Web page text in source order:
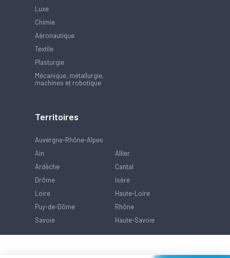
Luxe
Chimie
Aéronautique
Textile
Plasturgie
Mécanique, métallurgie,
machines et robotique
Territoires
Auvergne-Rhône-Alpes
Ain
Allier
Ardèche
Cantal
Drôme
Isère
Loire
Haute-Loire
Puy-de-Dôme
Rhône
Savoie
Haute-Savoie